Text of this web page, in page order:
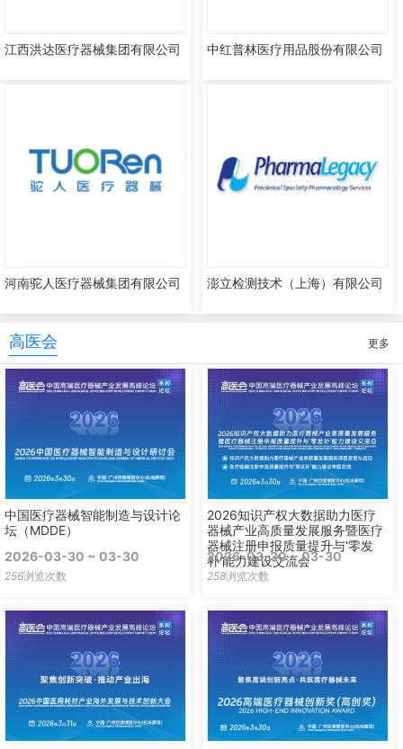
江西洪达医疗器械集团有限公司 中红普林医疗用品股份有限公司
河南驼人医疗器械集团有限公司 澎立检测技术（上海）有限公司
高医会 更多
中国医疗器械智能制造与设计论
坛（MDDE）
2026-03-30 ~ 03-30
256浏览次数
2026知识产权大数据助力医疗
器械产业高质量发展服务暨医疗
器械注册申报质量提升与'零发
补'能力建设交流会
2026-03-30 ~ 03-30
258浏览次数